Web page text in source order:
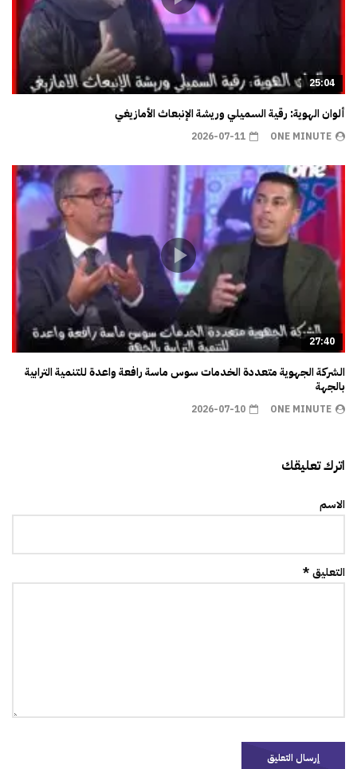
25:04
ألوان الهوية: رقية السميلي وريشة الإنبعاث الأمازيغي
ONE MINUTE
2026-07-11
27:40
الشركة الجهوية متعددة الخدمات سوس ماسة رافعة واعدة للتنمية الترابية
بالجهة
ONE MINUTE
2026-07-10
اترك تعليقك
الاسم
التعليق *